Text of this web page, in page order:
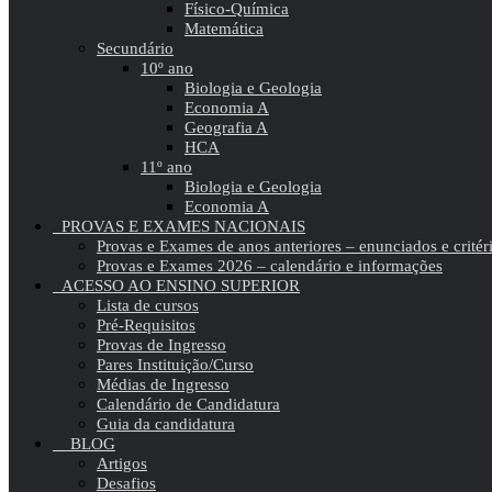
Físico-Química
Matemática
Secundário
10º ano
Biologia e Geologia
Economia A
Geografia A
HCA
11º ano
Biologia e Geologia
Economia A
PROVAS E EXAMES NACIONAIS
Provas e Exames de anos anteriores – enunciados e
Provas e Exames 2026 – calendário e informações
ACESSO AO ENSINO SUPERIOR
Lista de cursos
Pré-Requisitos
Provas de Ingresso
Pares Instituição/Curso
Médias de Ingresso
Calendário de Candidatura
Guia da candidatura
BLOG
Artigos
Desafios